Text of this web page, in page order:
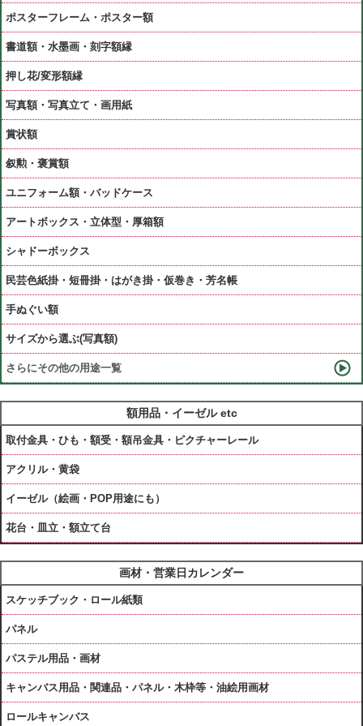
ポスターフレーム・ポスター額
書道額・水墨画・刻字額縁
押し花/変形額縁
写真額・写真立て・画用紙
賞状額
叙勲・褒賞額
ユニフォーム額・バッドケース
アートボックス・立体型・厚箱額
シャドーボックス
民芸色紙掛・短冊掛・はがき掛・仮巻き・芳名帳
手ぬぐい額
サイズから選ぶ(写真額)
さらにその他の用途一覧
額用品・イーゼル etc
取付金具・ひも・額受・額吊金具・ピクチャーレール
アクリル・黄袋
イーゼル（絵画・POP用途にも）
花台・皿立・額立て台
画材・営業日カレンダー
スケッチブック・ロール紙類
パネル
パステル用品・画材
キャンバス用品・関連品・パネル・木枠等・油絵用画材
ロールキャンバス